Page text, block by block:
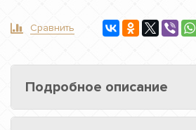
Сравнить
Подробное описание